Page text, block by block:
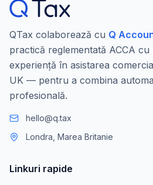
QTax colaborează cu Q
practică reglementată ACCA cu
experiență în asistarea
UK — pentru a combina
profesională.
hello@q.tax
Londra, Marea Britanie
Linkuri rapide